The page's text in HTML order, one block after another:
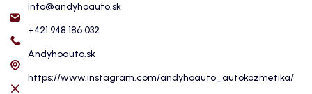
info@andyhoauto.sk
+421 948 186 032
Andyhoauto.sk
https://www.instagram.com/andyhoauto_autokozmetika/